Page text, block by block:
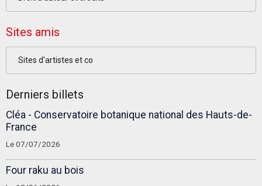
Sites amis
Sites d'artistes et co
Derniers billets
Cléa - Conservatoire botanique national des Hauts-de-
France
Le 07/07/2026
Four raku au bois